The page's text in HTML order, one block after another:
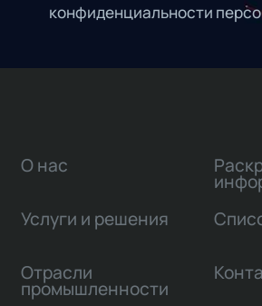
конфиденциальности
О нас
Услуги и решения
Отрасли
промышленности